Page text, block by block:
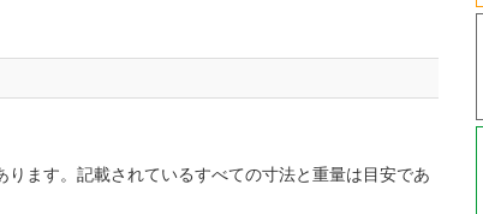
ます。記載されているすべての寸法と重量は目安であ